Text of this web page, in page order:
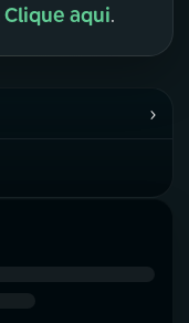
Clique aqui.
›